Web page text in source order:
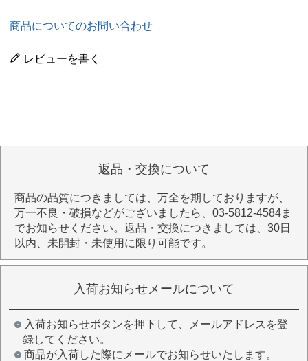
商品についてのお問い合わせ
レビューを書く
返品・交換について
商品の品質につきましては、万全を期しておりますが、
万一不良・破損などがございましたら、03-5812-4584ま
でお知らせください。返品・交換につきましては、30日
以内、未開封・未使用に限り可能です。
入荷お知らせメールについて
入荷お知らせボタンを押下して、メールアドレスを登
録してください。
商品が入荷した際にメールでお知らせいたします。